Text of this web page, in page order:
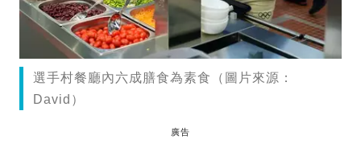
選手村餐廳內六成膳食為素食（圖片來源：
David）
廣告